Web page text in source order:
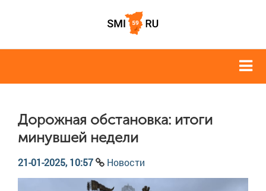
Дорожная обстановка: итоги
минувшей недели
21-01-2025, 10:57 Новости